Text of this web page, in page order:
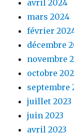
avril 2024
mars 2024
février
décembre
novembre
octobre
septembre
juillet 2023
juin 2023
avril 2023